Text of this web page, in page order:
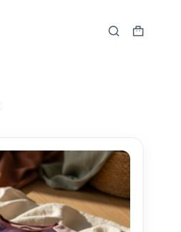
Shopping